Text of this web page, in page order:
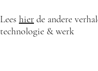
Lees hier de andere
technologie & werk